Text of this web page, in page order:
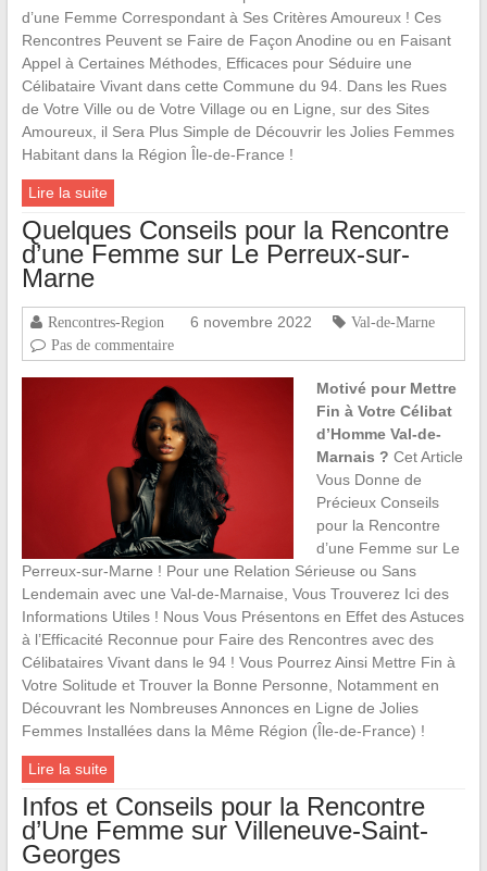
d’une Femme Correspondant à Ses Critères Amoureux ! Ces
Rencontres Peuvent se Faire de Façon Anodine ou en Faisant
Appel à Certaines Méthodes, Efficaces pour Séduire une
Célibataire Vivant dans cette Commune du 94. Dans les Rues
de Votre Ville ou de Votre Village ou en Ligne, sur des Sites
Amoureux, il Sera Plus Simple de Découvrir les Jolies Femmes
Habitant dans la Région Île-de-France !
Lire la suite
Quelques Conseils pour la Rencontre
d’une Femme sur Le Perreux-sur-
Marne
Rencontres-Region 6 novembre 2022
Val-de-Marne
Pas de commentaire
Motivé pour Mettre
Fin à Votre Célibat
d’Homme Val-de-
Marnais ? Cet Article
Vous Donne de
Précieux Conseils
pour la Rencontre
d’une Femme sur Le
Perreux-sur-Marne ! Pour une Relation Sérieuse ou Sans
Lendemain avec une Val-de-Marnaise, Vous Trouverez Ici des
Informations Utiles ! Nous Vous Présentons en Effet des Astuces
à l’Efficacité Reconnue pour Faire des Rencontres avec des
Célibataires Vivant dans le 94 ! Vous Pourrez Ainsi Mettre Fin à
Votre Solitude et Trouver la Bonne Personne, Notamment en
Découvrant les Nombreuses Annonces en Ligne de Jolies
Femmes Installées dans la Même Région (Île-de-France) !
Lire la suite
Infos et Conseils pour la Rencontre
d’Une Femme sur Villeneuve-Saint-
Georges